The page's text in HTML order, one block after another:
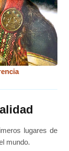
lugares de
mundo.